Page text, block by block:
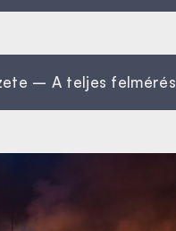
– A teljes felmérés